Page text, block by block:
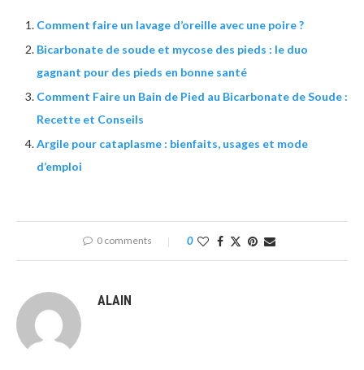
Comment faire un lavage d’oreille avec une poire ?
Bicarbonate de soude et mycose des pieds : le duo
gagnant pour des pieds en bonne santé
Comment Faire un Bain de Pied au Bicarbonate de Soude :
Recette et Conseils
Argile pour cataplasme : bienfaits, usages et mode
d’emploi
0 comments 0
ALAIN